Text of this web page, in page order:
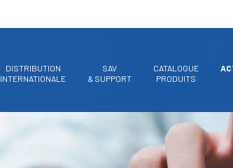
DISTRIBUTION
INTERNATIONALE
SAV
& SUPPORT
CATALOGUE
PRODUITS